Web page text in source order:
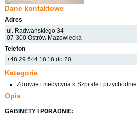
Dane kontaktowe
Adres
ul. Radwańskiego 34
07-300 Ostrów Mazowiecka
Telefon
+48 29 644 18 18 do 20
Kategorie
Zdrowie i medycyna » Szpitale i przychodnie
Opis
GABINETY I PORADNIE: